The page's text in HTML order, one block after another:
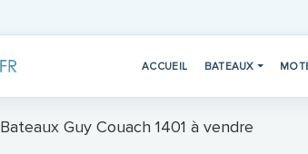
ACCUEIL BATEAUX
Bateaux Guy Couach 1401 à vendre